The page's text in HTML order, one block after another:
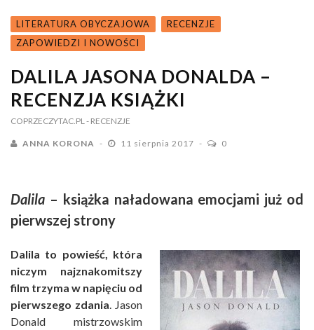
LITERATURA OBYCZAJOWA
RECENZJE
ZAPOWIEDZI I NOWOŚCI
DALILA JASONA DONALDA –
RECENZJA KSIĄŻKI
COPRZECZYTAC.PL - RECENZJE
ANNA KORONA 11 sierpnia 2017 0
Dalila – książka naładowana emocjami już od
pierwszej strony
Dalila to powieść, która
niczym najznakomitszy
film trzyma w napięciu od
pierwszego zdania. Jason
Donald mistrzowskim